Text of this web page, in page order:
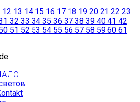
12 13 14 15 16 17 18 19 20 21 22 23
32 33 34 35 36 37 38 39 40 41 42
50 51 52 53 54 55 56 57 58 59 60 61